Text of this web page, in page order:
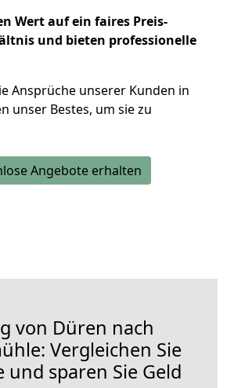
Wert auf ein faires Preis-
und bieten professionelle
Ansprüche unserer Kunden in
unser Bestes, um sie zu
Angebote erhalten
von Düren nach
Vergleichen Sie
und sparen Sie Geld